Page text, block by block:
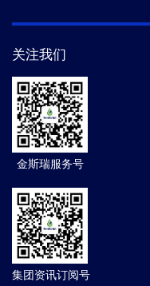
关注我们
金斯瑞服务号
集团资讯订阅号